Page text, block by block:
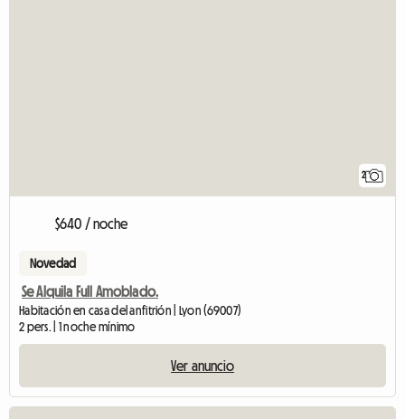
2
$640 / noche
Novedad
Se Alquila Full Amoblado.
Habitación en casa del anfitrión | Lyon (69007)
2 pers. | 1 noche mínimo
Ver anuncio